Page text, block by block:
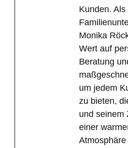
Kunden.
Monika
Wert auf
Beratung
um jedem
zu bieten,
und seinem
einer